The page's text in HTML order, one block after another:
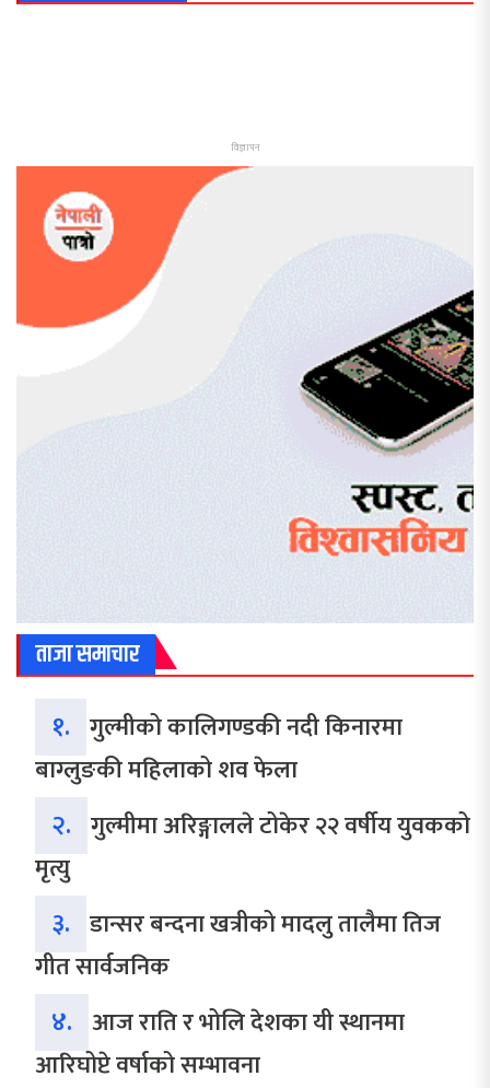
विज्ञापन
ताजा समाचार
१. गुल्मीको कालिगण्डकी नदी किनारमा
बाग्लुङकी महिलाको शव फेला
२. गुल्मीमा अरिङ्गालले टोकेर २२ वर्षीय युवकको
मृत्यु
३. डान्सर बन्दना खत्रीको मादलु तालैमा तिज
गीत सार्वजनिक
४. आज राति र भोलि देशका यी स्थानमा
आरिघोप्टे वर्षाको सम्भावना